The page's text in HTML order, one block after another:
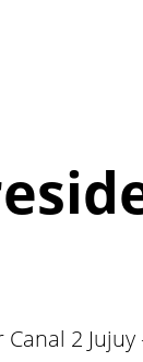
2 Jujuy